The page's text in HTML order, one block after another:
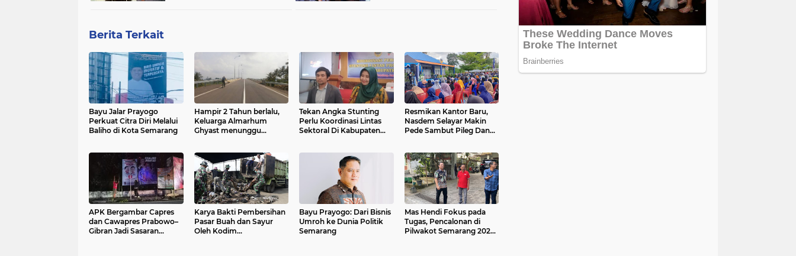
Berita Terkait
Bayu Jalar Prayogo
Perkuat Citra Diri Melalui
Baliho di Kota Semarang
Hampir 2 Tahun berlalu,
Keluarga Almarhum
Ghyast menunggu
Tekan Angka Stunting
Perlu Koordinasi Lintas
Sektoral Di Kabupaten
Resmikan Kantor Baru,
Nasdem Selayar Makin
Pede Sambut Pileg Dan
APK Bergambar Capres
dan Cawapres Prabowo–
Gibran Jadi Sasaran
Karya Bakti Pembersihan
Pasar Buah dan Sayur
Oleh Kodim
Bayu Prayogo: Dari Bisnis
Umroh ke Dunia Politik
Semarang
Mas Hendi Fokus pada
Tugas, Pencalonan di
Pilwakot Semarang 2024